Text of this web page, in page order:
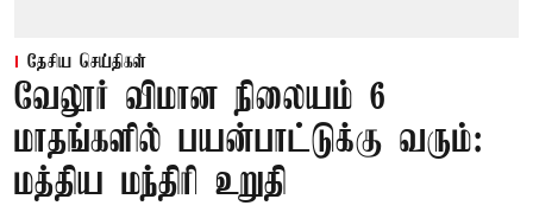
தேசிய செய்திகள்
வேலூர் விமான நிலையம் 6
மாதங்களில் பயன்பாட்டுக்கு வரும்:
மத்திய மந்திரி உறுதி